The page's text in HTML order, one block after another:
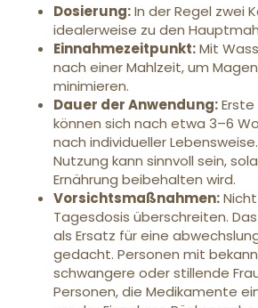
Dosierung:In der Regel zwei
idealerweise zu den
Einnahmezeitpunkt:Mit
nach einer Mahlzeit, um
minimieren.
Dauer der Anwendung:
können sich nach etwa 3–6
nach individueller
Nutzung kann sinnvoll sein,
Ernährung beibehalten wird.
Vorsichtsmaßnahmen:
Tagesdosis überschreiten.
als Ersatz für eine
gedacht. Personen mit
schwangere oder stillende
Personen, die Medikamente